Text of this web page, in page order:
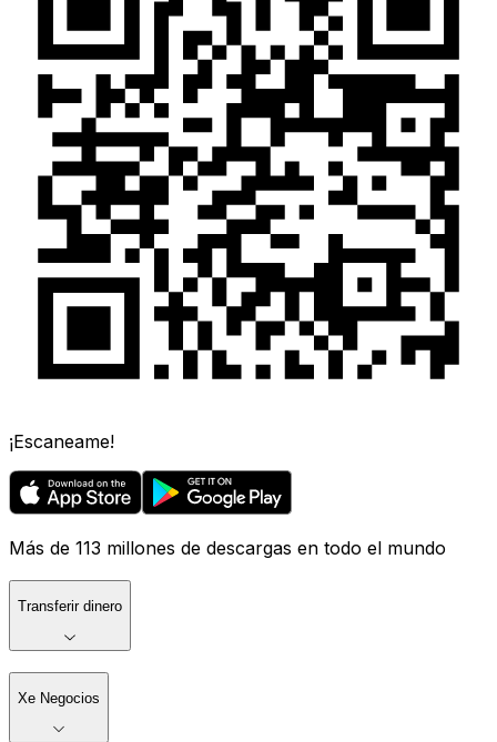
¡Escaneame!
Más de 113 millones de descargas en todo el mundo
Transferir dinero
Xe Negocios